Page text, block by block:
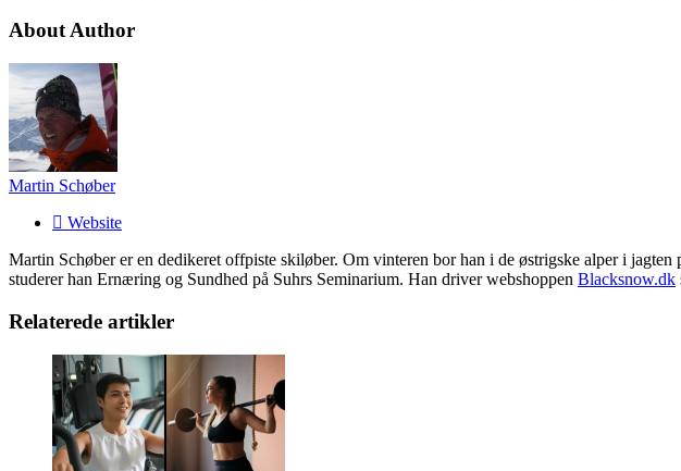
About Author
Martin Schøber
Website
Martin Schøber er en dedikeret offpiste skiløber. Om vinteren bor han i de østrigske alper i
studerer han Ernæring og Sundhed på Suhrs Seminarium. Han driver webshoppen Blacksnow.dk
Relaterede artikler